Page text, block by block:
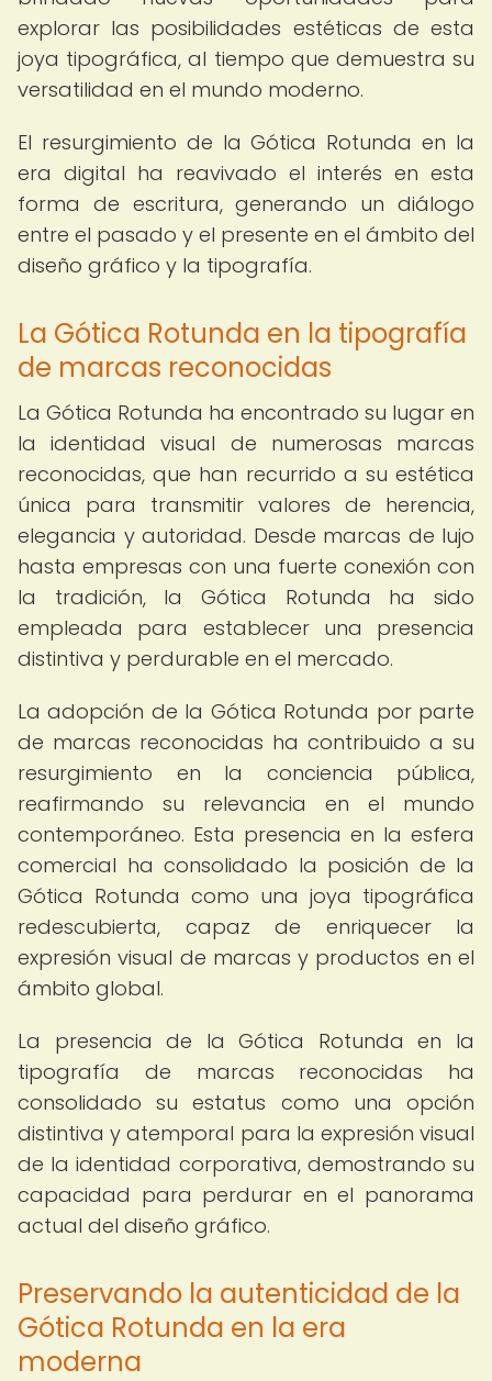
explorar las posibilidades estéticas de esta
joya tipográfica, al tiempo que demuestra su
versatilidad en el mundo moderno.
El resurgimiento de la Gótica Rotunda en la
era digital ha reavivado el interés en esta
forma de escritura, generando un diálogo
entre el pasado y el presente en el ámbito del
diseño gráfico y la tipografía.
La Gótica Rotunda en la tipografía
de marcas reconocidas
La Gótica Rotunda ha encontrado su lugar en
la identidad visual de numerosas marcas
reconocidas, que han recurrido a su estética
única para transmitir valores de herencia,
elegancia y autoridad. Desde marcas de lujo
hasta empresas con una fuerte conexión con
la tradición, la Gótica Rotunda ha sido
empleada para establecer una presencia
distintiva y perdurable en el mercado.
La adopción de la Gótica Rotunda por parte
de marcas reconocidas ha contribuido a su
resurgimiento en la conciencia pública,
reafirmando su relevancia en el mundo
contemporáneo. Esta presencia en la esfera
comercial ha consolidado la posición de la
Gótica Rotunda como una joya tipográfica
redescubierta, capaz de enriquecer la
expresión visual de marcas y productos en el
ámbito global.
La presencia de la Gótica Rotunda en la
tipografía de marcas reconocidas ha
consolidado su estatus como una opción
distintiva y atemporal para la expresión visual
de la identidad corporativa, demostrando su
capacidad para perdurar en el panorama
actual del diseño gráfico.
Preservando la autenticidad de la
Gótica Rotunda en la era
moderna